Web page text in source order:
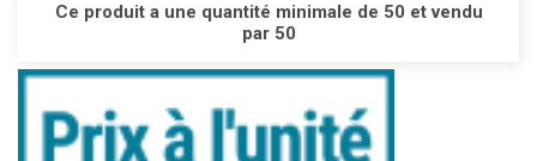
Ce produit a une quantité minimale de 50 et vendu
par 50